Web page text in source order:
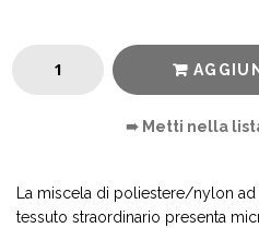
➠ Metti nella
La miscela di poliestere/nylon
tessuto straordinario presenta